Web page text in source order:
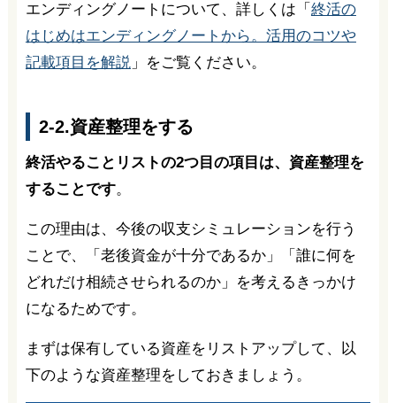
エンディングノートについて、詳しくは「 終活の
はじめはエンディングノートから。活用のコツや
記載項目を解説」をご覧ください。
2-2.資産整理をする
終活やることリストの2つ目の項目は、資産整理を
することです。
この理由は、今後の収支シミュレーションを行う
ことで、「老後資金が十分であるか」「誰に何を
どれだけ相続させられるのか」を考えるきっかけ
になるためです。
まずは保有している資産をリストアップして、以
下のような資産整理をしておきましょう。